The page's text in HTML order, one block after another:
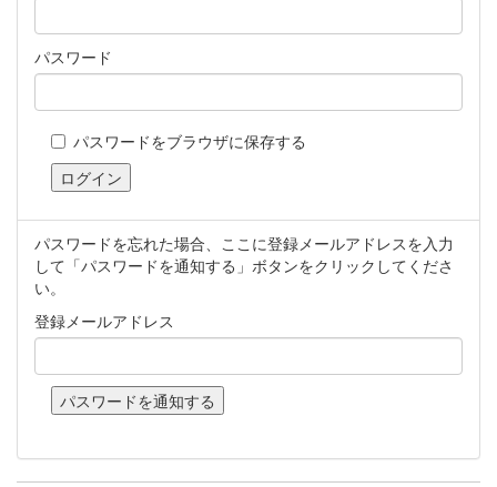
パスワード
パスワードをブラウザに保存する
パスワードを忘れた場合、ここに登録メールアドレスを入力
して「パスワードを通知する」ボタンをクリックしてくださ
い。
登録メールアドレス